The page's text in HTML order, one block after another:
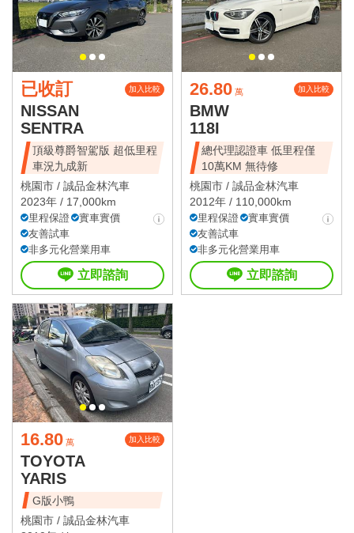
已收訂 加入比較
NISSAN
SENTRA
頂級尊爵智駕版 超低里程
車況九成新
桃園市 / 誠品金林汽車
2023年 / 17,000km
里程保證
實車實價
友善試車
非多元化營業用車
立即諮詢
26.80 萬 加入比較
BMW
118I
總代理認證車 低里程僅
10萬KM 無待修
桃園市 / 誠品金林汽車
2012年 / 110,000km
里程保證
實車實價
友善試車
非多元化營業用車
立即諮詢
16.80 萬 加入比較
TOYOTA
YARIS
G版小鴨
桃園市 / 誠品金林汽車